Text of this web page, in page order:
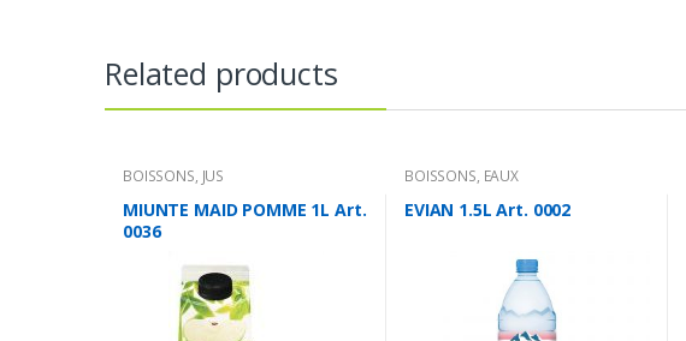
Related products
BOISSONS, JUS
MIUNTE MAID POMME 1L Art.
0036
BOISSONS, EAUX
EVIAN 1.5L Art. 0002